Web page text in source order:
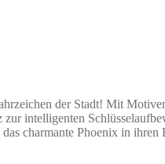
der Stadt! Mit
intelligenten
charmante Phoenix in